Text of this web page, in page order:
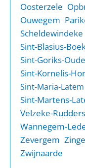
Oosterzele
Ouwegem
Scheldewindeke
Sint-Blasius-
Sint-Goriks-
Sint-Kornelis-
Sint-Maria-Latem
Sint-Martens-
Velzeke-
Wannegem-
Zevergem
Zwijnaarde